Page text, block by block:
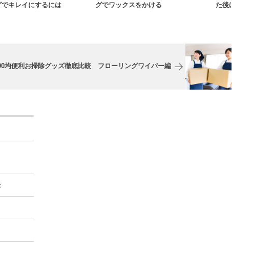
でキレイにするには
グでワックスをかける
た後は必要なのか
均便利お掃除グッズ徹底比較 フローリングワイパー編